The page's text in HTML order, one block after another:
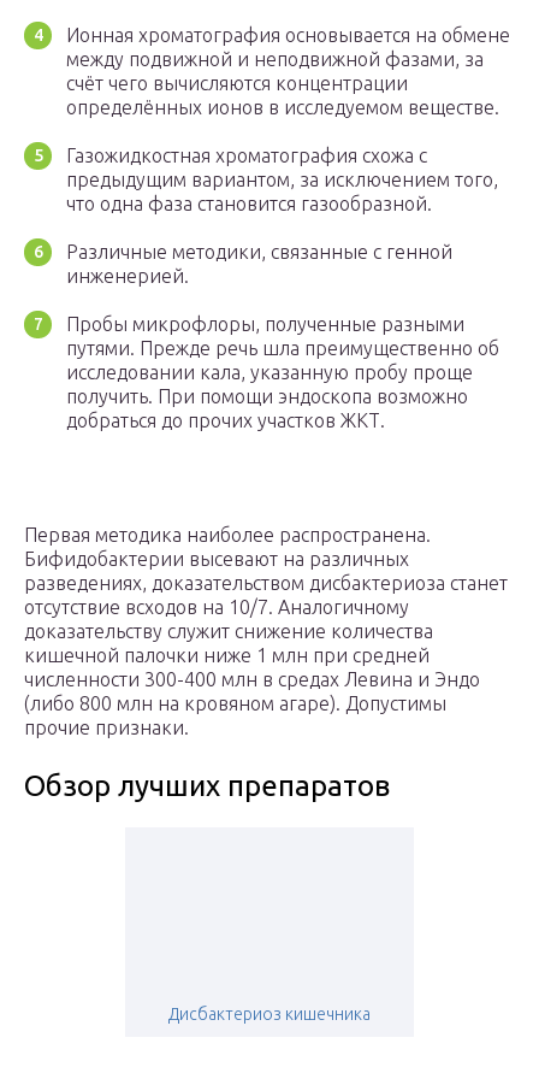
Ионная хроматография основывается на обмене
между подвижной и неподвижной фазами, за
счёт чего вычисляются концентрации
определённых ионов в исследуемом веществе.
Газожидкостная хроматография схожа с
предыдущим вариантом, за исключением того,
что одна фаза становится газообразной.
Различные методики, связанные с генной
инженерией.
Пробы микрофлоры, полученные разными
путями. Прежде речь шла преимущественно об
исследовании кала, указанную пробу проще
получить. При помощи эндоскопа возможно
добраться до прочих участков ЖКТ.
Первая методика наиболее распространена.
Бифидобактерии высевают на различных
разведениях, доказательством дисбактериоза станет
отсутствие всходов на 10/7. Аналогичному
доказательству служит снижение количества
кишечной палочки ниже 1 млн при средней
численности 300-400 млн в средах Левина и Эндо
(либо 800 млн на кровяном агаре). Допустимы
прочие признаки.
Обзор лучших препаратов
Дисбактериоз кишечника